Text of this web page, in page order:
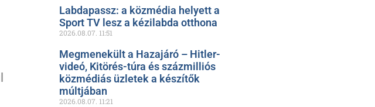
Labdapassz: a közmédia helyett a
Sport TV lesz a kézilabda otthona
2026.08.07. 11:51
Megmenekült a Hazajáró – Hitler-
videó, Kitörés-túra és százmilliós
közmédiás üzletek a készítők
múltjában
2026.08.07. 11:21